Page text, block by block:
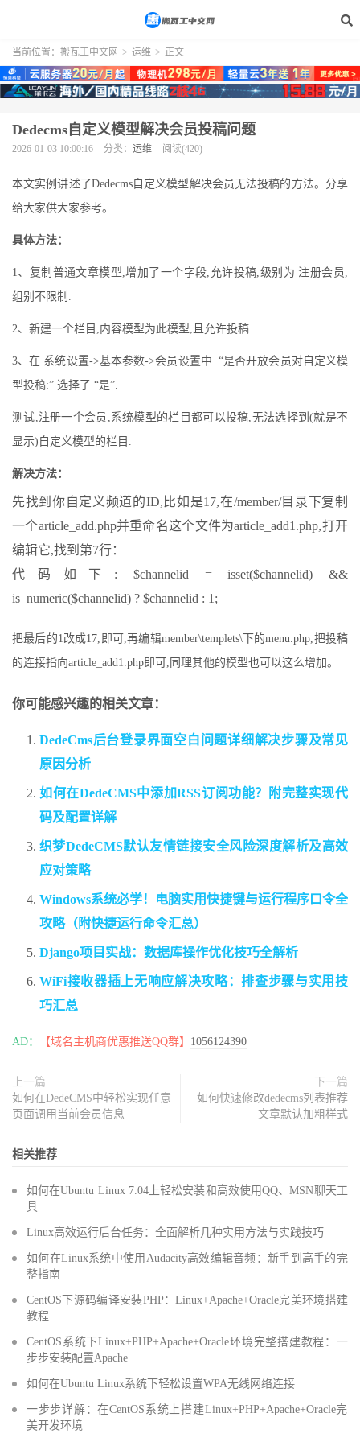
当前位置： 搬瓦工中文网 > 运维 > 正文
Dedecms自定义模型解决会员投稿问题
2026-01-03 10:00:16 分类： 运维 阅读(420)
本文实例讲述了Dedecms自定义模型解决会员无法投稿的方法。分享
给大家供大家参考。
具体方法：
1、复制普通文章模型,增加了一个字段,允许投稿,级别为 注册会员,
组别不限制.
2、新建一个栏目,内容模型为此模型,且允许投稿.
3、在 系统设置->基本参数->会员设置中 “是否开放会员对自定义模
型投稿:” 选择了 “是”.
测试,注册一个会员,系统模型的栏目都可以投稿,无法选择到(就是不
显示)自定义模型的栏目.
解决方法：
先找到你自定义频道的ID,比如是17,在/member/目录下复制
一个article_add.php并重命名这个文件为article_add1.php,打开
编辑它,找到第7行：
代码如下: $channelid = isset($channelid) &&
is_numeric($channelid) ? $channelid : 1;
把最后的1改成17,即可,再编辑member\templets\下的menu.php,把投稿
的连接指向article_add1.php即可,同理其他的模型也可以这么增加。
你可能感兴趣的相关文章：
DedeCms后台登录界面空白问题详细解决步骤及常见
原因分析
如何在DedeCMS中添加RSS订阅功能？附完整实现代
码及配置详解
织梦DedeCMS默认友情链接安全风险深度解析及高效
应对策略
Windows系统必学！电脑实用快捷键与运行程序口令全
攻略（附快捷运行命令汇总）
Django项目实战：数据库操作优化技巧全解析
WiFi接收器插上无响应解决攻略：排查步骤与实用技
巧汇总
AD： 【域名主机商优惠推送QQ群】 1056124390
上一篇
如何在DedeCMS中轻松实现任意
页面调用当前会员信息
下一篇
如何快速修改dedecms列表推荐
文章默认加粗样式
相关推荐
如何在Ubuntu Linux 7.04上轻松安装和高效使用QQ、MSN聊天工
具
Linux高效运行后台任务：全面解析几种实用方法与实践技巧
如何在Linux系统中使用Audacity高效编辑音频：新手到高手的完
整指南
CentOS下源码编译安装PHP：Linux+Apache+Oracle完美环境搭建
教程
CentOS系统下Linux+PHP+Apache+Oracle环境完整搭建教程：一
步步安装配置Apache
如何在Ubuntu Linux系统下轻松设置WPA无线网络连接
一步步详解：在CentOS系统上搭建Linux+PHP+Apache+Oracle完
美开发环境